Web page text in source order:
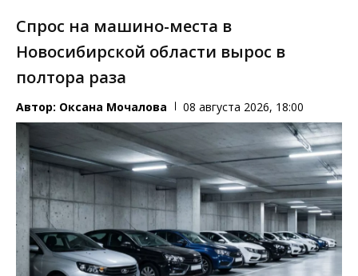
Спрос на машино-места в
Новосибирской области вырос в
полтора раза
Автор: Оксана Мочалова 08 августа 2026, 18:00